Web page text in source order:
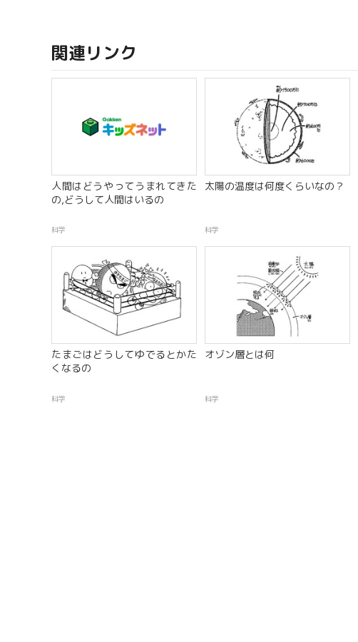
関連リンク
人間はどうやってうまれてきた
の,どうして人間はいるの
科学
太陽の温度は何度くらいなの？
科学
たまごはどうしてゆでるとかた
くなるの
科学
オゾン層とは何
科学